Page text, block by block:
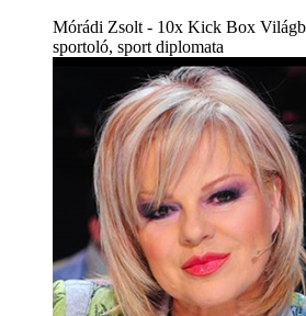
Mórádi Zsolt - 10x Kick Box
sportoló, sport diplomata